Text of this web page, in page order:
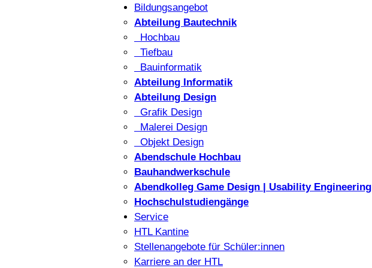
Bildungsangebot
Abteilung Bautechnik
Hochbau
Tiefbau
Bauinformatik
Abteilung Informatik
Abteilung Design
Grafik Design
Malerei Design
Objekt Design
Abendschule Hochbau
Bauhandwerkschule
Abendkolleg Game Design | Usability Engineering
Hochschulstudiengänge
Service
HTL Kantine
Stellenangebote für Schüler:innen
Karriere an der HTL